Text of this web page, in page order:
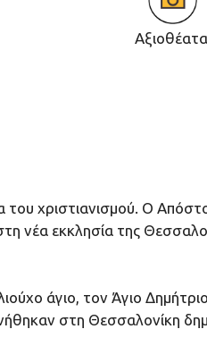
Αξιοθέατα
χριστιανισμού. Ο
νέα εκκλησία της
άγιο, τον Άγιο
στη Θεσσαλονίκη